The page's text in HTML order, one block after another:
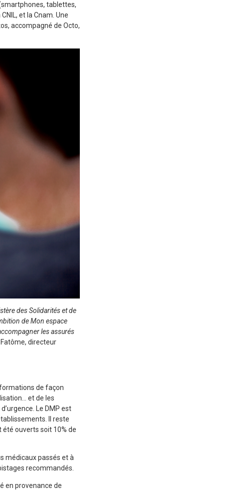
tablettes,
et la Cnam. Une
accompagné de Octo,
des Solidarités et de
de Mon espace
les assurés
directeur
de façon
et de les
Le DMP est
Il reste
ouverts soit 10% de
médicaux passés et à
recommandés.
en provenance de